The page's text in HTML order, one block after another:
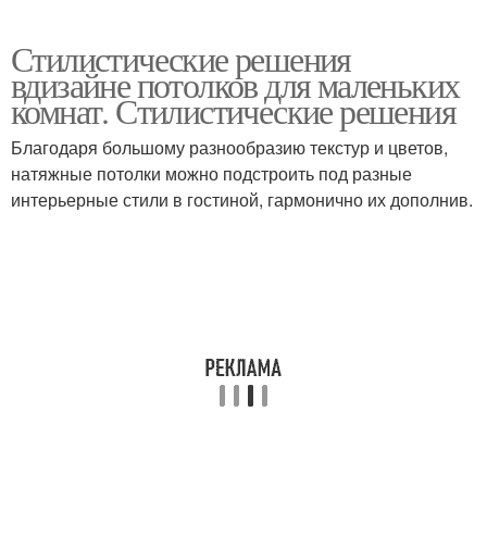
Стилистические решения
вдизайне потолков для маленьких
комнат. Стилистические решения
Благодаря большому разнообразию текстур и цветов,
натяжные потолки можно подстроить под разные
интерьерные стили в гостиной, гармонично их дополнив.